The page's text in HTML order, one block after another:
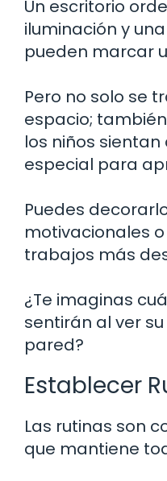
Un escritorio
iluminación y
pueden marcar
Pero no solo se
espacio;
los niños
especial para
Puedes
motivacionales
trabajos más
¿Te imaginas
sentirán al ver
pared?
Establecer
Las rutinas son
que mantiene